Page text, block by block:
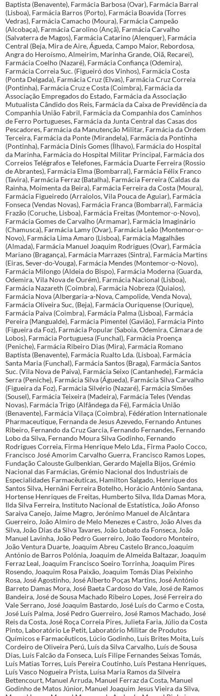
Baptista (Benavente), Farmácia Barbosa (Ovar), Farmácia Barral
(Lisboa), Farmácia Barros (Porto), Farmácia Boavida (Torres
Vedras), Farmácia Camacho (Moura), Farmácia Campeão
(Alcobaça), Farmácia Carolino (Ançã), Farmácia Carvalho
(Salvaterra de Magos), Farmácia Catarino (Alenquer), Farmácia
Central (Beja, Mira de Aire, Águeda, Campo Maior, Rebordosa,
Angra do Heroísmo, Almeirim, Marinha Grande, Oiã, Recarei),
Farmácia Coelho (Nazaré), Farmácia Confiança (Odemira),
Farmácia Correia Suc. (Figueiró dos Vinhos), Farmácia Costa
(Ponta Delgada), Farmácia Cruz (Elvas), Farmácia Cruz Correia
(Pontinha), Farmácia Cruz e Costa (Coimbra), Farmácia da
Associação Empregados do Estado, Farmácia da Associação
Mutualista Cândido dos Reis, Farmácia da Caixa de Previdência da
Companhia União Fabril, Farmácia da Companhia dos Caminhos
de Ferro Portugueses, Farmácia da Junta Central das Casas dos
Pescadores, Farmácia da Manutenção Militar, Farmácia da Ordem
Terceira, Farmácia da Ponte (Mirandela), Farmácia da Pontinha
(Pontinha), Farmácia Dinis Gomes (Ílhavo), Farmácia do Hospital
da Marinha, Farmácia do Hospital Militar Principal, Farmácia dos
Correios Telégrafos e Telefones, Farmácia Duarte Ferreira (Rossio
de Abrantes), Farmácia Elma (Bombarral), Farmácia Félix Franco
(Tavira), Farmácia Ferraz (Batalha), Farmácia Ferreira (Caldas da
Rainha, Moimenta da Beira), Farmácia Ferreira da Costa (Moura),
Farmácia Figueiredo (Arraiolos, Vila Pouca de Aguiar), Farmácia
Fonseca (Vendas Novas), Farmácia Franca (Bombarral), Farmácia
Frazão (Coruche, Lisboa), Farmácia Freitas (Montemor-o-Novo),
Farmácia Gomes de Carvalho (Armamar), Farmácia Imaginário
(Chamusca), Farmácia Lamy (Ovar), Farmácia Leão (Montemor-o-
Novo), Farmácia Lima Amaro (Lisboa), Farmácia Magalhães
(Almada), Farmácia Manuel Joaquim Rodrigues (Ovar), Farmácia
Mariano (Bragança), Farmácia Marrazes (Sintra), Farmácia Martins
(Eiras, Sever-do-Vouga), Farmácia Mendes (Montemor-o-Novo),
Farmácia Milongo (Aldeia do Bispo), Farmácia Moderna (Guarda,
Odemira, Vila Nova de Ourém), Farmácia Nacional (Lisboa),
Farmácia Nazareth (Coimbra), Farmácia Nobreza (Quiaios),
Farmácia Nova (Albergaria-a-Nova, Campolide, Venda Nova),
Farmácia Oliveira Suc, (Beja), Farmácia Ouriquense (Ourique),
Farmácia Paiva (Coimbra), Farmácia Palma (Lisboa), Farmácia
Pereira (Mangualde), Farmácia Pimentel (Gavião), Farmácia Pinto
(Figueira da Foz), Farmácia Popular (Saboia, Odemira, Câmara de
Lobos), Farmácia Portuguesa (Funchal), Farmácia Proença
(Peniche), Farmácia Ribeiro Dias (Mira), Farmácia Romano
Baptista (Benavente), Farmácia Rualto Lda. (Lisboa), Farmácia
Santa Maria (Funchal), Farmácia Santos (Braga), Farmácia Santos
Suc. (Vila Nova de Paiva), Farmácia Seixo (Cantanhede), Farmácia
Serra (Peniche), Farmácia Silva (Águeda), Farmácia Silva Carvalho
(Figueira da Foz), Farmácia Silvério (Nazaré), Farmácia Simões
(Sousel), Farmácia Teixeira (Madeira), Farmácia Teles (Vendas
Novas), Farmácia Trigo (Alfândega da Fé), Farmácia União
(Benavente), Farmácia Vilaça (Coimbra), Fédération Internationale
Pharmaceutique, Fernanda de Jesus Azevedo, Fernando Antunes
Ribeiro, Fernando da Cruz Garcia, Fernando Fernandes, Fernando
Lobo da Silva, Fernando Moura Silva Godinho, Fernando
Rodrigues Correia, Firma Henrique Melo Lda., Firma Paolo Cocco,
Francisco José Amorim Carvalho Guerra, Francisco Ramos Lopes,
Fundação Calouste Gulbenkian, Gerardo Majella Bijos, Grémio
Nacional das Farmácias, Grémio Nacional dos Industriais de
Especialidades Farmacêuticas, Hamilton Salgado, Henrique dos
Santos Silva, Hernâni Ferreira Botelho, Horácio António Santana,
Hortense Henriques de Freitas, Humberto Silva, Ilda Damas Mora,
Ilda Silva Ferreira, Instituto Nacional de Estatística, João Afonso
Saraiva Canejo, Jaime Magro, Jerónimo Manuel de Alcântara
Guerreiro, João Almiro de Melo Menezes e Castro, João Alves da
Silva, João Dias da Silva Tavares, João Lobato da Fonseca, João
Manuel Lavinha, João Pedro Guerreiro, João Teodoro Monteiro,
João Ventura Duarte, Joaquim Abreu Castelo Branco,Joaquim
António de Barros Polónia, Joaquim de Almeida Baltazar, Joaquim
Ferraz Leal, Joaquim Francisco Soeiro Torrinha, Joaquim Pires
Rosendo, Joaquim Rosa Paixão, Joaquim Tomás Dias Peixinho
Rosa, José Agostinho, José Alberto Poças Martins, José António
Barreto Damas Mora, José Baeta Cardoso do Vale, José de Ramos
Bandeira, José de Sousa Machado Ribeiro Lopes, José Ferreira do
Vale Serrano, José Joaquim Bastardo, José Luís do Carmo e Costa,
José Luís Palma, José Pedro Guerreiro, José Ramos Machado, José
Reis da Costa, José Roça Correia Pires, Julieta Faria, Júlio da Costa
Pinto, Laboratório Le Petit, Laboratório Militar de Produtos
Químicos e Farmacêuticos, Lúcio Godinho, Luís Brites Moita, Luís
Cordeiro de Oliveira Perú, Luís da Silva Carvalho, Luís de Sousa
Dias, Luís Falcão da Fonseca, Luís Filipe Fernandes Seixas Tomás,
Luís Matias Torres, Luís Pereira Coutinho, Luís Pestana Henriques,
Luís Vasco Nogueira Prista, Luísa Maria Ramos da Silveira
Bettencourt, Manuel Arruda, Manuel Ferraz da Costa, Manuel
Godinho de Matos Júnior, Manuel Joaquim Jesus Vieira da Silva,